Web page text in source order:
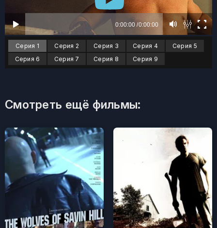
Серия 1 Серия 2 Серия 3 Серия 4
Серия 5
Серия 6
Серия 7 Серия 8 Серия 9
Смотреть ещё фильмы: